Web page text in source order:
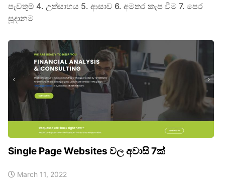
පැවතුම් 4. උත්සාහය 5. ආසාව 6. අමතර කැප වීම 7. පෙර
සූදානම
Single Page Websites වල අවාසි 7ක්
March 11, 2022